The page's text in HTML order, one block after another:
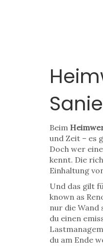
Beim
und Zeit – es
Doch wer
kennt. Die
Einhaltung
Und das gilt
known as
nur die Wand
du einen
du am Ende